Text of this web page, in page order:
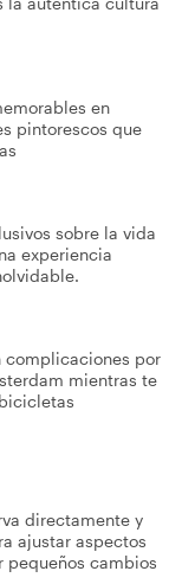
en
pintorescos que
sobre la vida
experiencia
complicaciones por
mientras te
directamente y
ajustar aspectos
pequeños cambios